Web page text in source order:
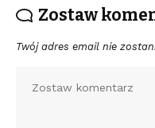
Zostaw
Twój adres email nie